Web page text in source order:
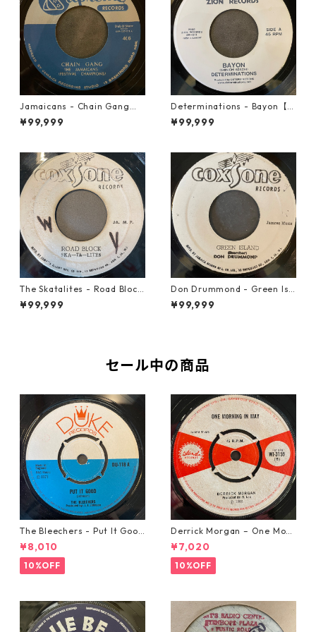
Jamaicans - Chain Gang【7
-21911】
¥99,999
Determinations - Bayon【7-
21865】
¥99,999
The Skatalites - Road Block
【7-21996】
¥99,999
Don Drummond - Green Isl
and【7-22018】
¥99,999
セール中の商品
The Bleechers - Put It Good
【7-21637】
¥8,010
10%OFF
Derrick Morgan – One Morn
ing In May【7-21653】
¥7,020
10%OFF